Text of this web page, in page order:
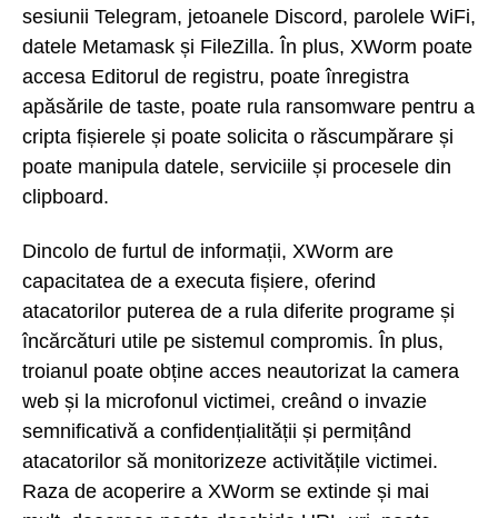
sesiunii Telegram, jetoanele Discord, parolele WiFi,
datele Metamask și FileZilla. În plus, XWorm poate
accesa Editorul de registru, poate înregistra
apăsările de taste, poate rula ransomware pentru a
cripta fișierele și poate solicita o răscumpărare și
poate manipula datele, serviciile și procesele din
clipboard.
Dincolo de furtul de informații, XWorm are
capacitatea de a executa fișiere, oferind
atacatorilor puterea de a rula diferite programe și
încărcături utile pe sistemul compromis. În plus,
troianul poate obține acces neautorizat la camera
web și la microfonul victimei, creând o invazie
semnificativă a confidențialității și permițând
atacatorilor să monitorizeze activitățile victimei.
Raza de acoperire a XWorm se extinde și mai